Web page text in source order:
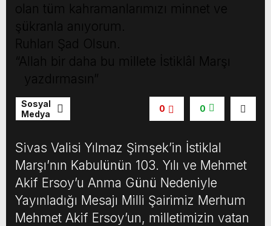
olan tüm kahramanlarımızı minnet ve
şükranla anıyorum.
Ruhları Şad Olsun.
“Allah bir daha bu millete İstiklâl Marşı
yazdırmasın”
Sosyal
Medya
0
0
Sivas Valisi Yılmaz Şimşek’in İstiklal
Marşı’nın Kabulünün 103. Yılı ve Mehmet
Akif Ersoy’u Anma Günü Nedeniyle
Yayınladığı Mesajı Milli Şairimiz Merhum
Mehmet Akif Ersoy’un, milletimizin vatan